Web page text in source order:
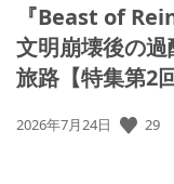
『Beast of
文明崩壊後の
旅路【特集第2
公
2026年7月24日 29